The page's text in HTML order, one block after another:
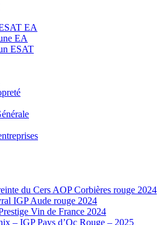
EA
EA
ESAT
du Cers AOP Corbières rouge 2024
IGP Aude rouge 2024
Vin de France 2024
– IGP Pays d’Oc Rouge – 2025